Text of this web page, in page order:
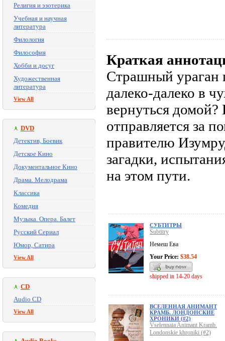
Религия и эзотерика
Учебная и научная
литература
Филология
Философия
Хобби и досуг
Художественная
литература
View All
DVD
Детектив, Боевик
Детское Кино
Документальное Кино
Драма. Мелодрама
Классика
Комедия
Музыка. Опера. Балет
Русский Сериал
Юмор, Сатира
View All
CD
Audio CD
View All
Краткая
Страшный ураган
далеко-далеко в
вернуться
отправляется за
правителю
загадки,
на этом пути.
СУБТИТРЫ
Subtitry
Немеш Ева
Your Price: $38.54
shipped in 14-20 days
ВСЕЛЕННАЯ АНИМАНТ
КРАМБ. ЛОНДОНСКИЕ
ХРОНИКИ (#2)
Vselennaia Animant Kramb.
Londonskie khroniki (#2)